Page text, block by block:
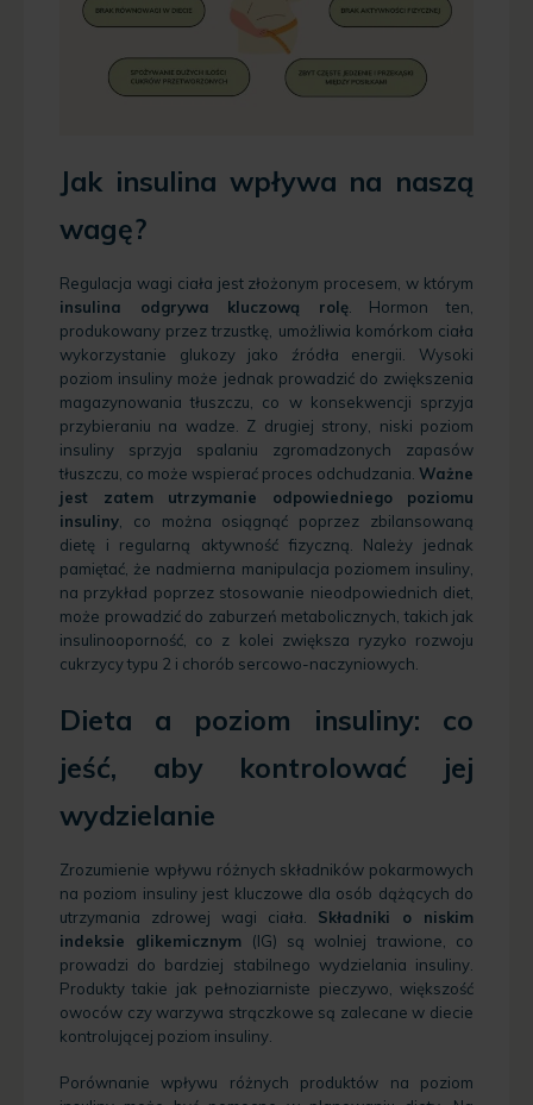
Jak insulina wpływa na naszą
wagę?
Regulacja wagi ciała jest złożonym procesem, w którym
insulina odgrywa kluczową rolę. Hormon ten,
produkowany przez trzustkę, umożliwia komórkom ciała
wykorzystanie glukozy jako źródła energii. Wysoki
poziom insuliny może jednak prowadzić do zwiększenia
magazynowania tłuszczu, co w konsekwencji sprzyja
przybieraniu na wadze. Z drugiej strony, niski poziom
insuliny sprzyja spalaniu zgromadzonych zapasów
tłuszczu, co może wspierać proces odchudzania. Ważne
jest zatem utrzymanie odpowiedniego poziomu
insuliny , co można osiągnąć poprzez zbilansowaną
dietę i regularną aktywność fizyczną. Należy jednak
pamiętać, że nadmierna manipulacja poziomem insuliny,
na przykład poprzez stosowanie nieodpowiednich diet,
może prowadzić do zaburzeń metabolicznych, takich jak
insulinooporność, co z kolei zwiększa ryzyko rozwoju
cukrzycy typu 2 i chorób sercowo-naczyniowych.
Dieta a poziom insuliny: co
jeść, aby kontrolować jej
wydzielanie
Zrozumienie wpływu różnych składników pokarmowych
na poziom insuliny jest kluczowe dla osób dążących do
utrzymania zdrowej wagi ciała. Składniki o niskim
indeksie glikemicznym (IG) są wolniej trawione, co
prowadzi do bardziej stabilnego wydzielania insuliny.
Produkty takie jak pełnoziarniste pieczywo, większość
owoców czy warzywa strączkowe są zalecane w diecie
kontrolującej poziom insuliny.
Porównanie wpływu różnych produktów na poziom